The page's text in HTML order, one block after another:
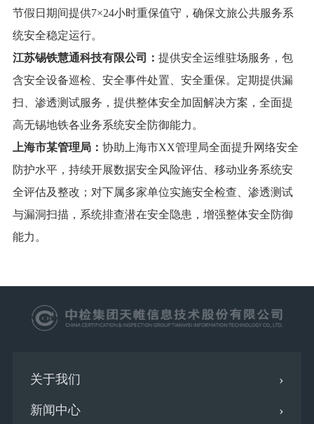
节假日期间提供7×24小时重保值守，确保文旅公共服务系
统安全稳定运行。
江苏锡铁慧通科技有限公司： 提供安全运维驻场服务，包
含安全设备巡检、安全事件处置、安全重保。定期提供漏
扫、渗透测试服务，提供整体安全加固解决方案，全面提
高无锡地铁各业务系统安全防御能力。
上海市某管理局： 协助上海市XX管理局全面提升网络安全
防护水平，持续开展数据安全风险评估、移动业务系统安
全评估及整改；对下属多家单位实施安全检查、渗透测试
与漏洞扫描，系统排查潜在安全隐患，增强整体安全防御
能力。
关于我们
新闻中心